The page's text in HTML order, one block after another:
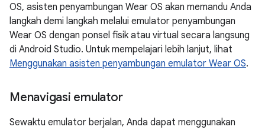
OS, asisten penyambungan Wear OS akan memandu Anda
langkah demi langkah melalui emulator penyambungan
Wear OS dengan ponsel fisik atau virtual secara langsung
di Android Studio. Untuk mempelajari lebih lanjut, lihat
Menggunakan asisten penyambungan emulator Wear OS.
Menavigasi emulator
Sewaktu emulator berjalan, Anda dapat menggunakan